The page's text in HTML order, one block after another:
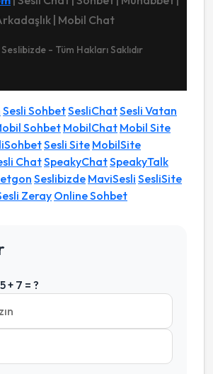
| Mobil Chat
- Tüm Hakları Saklıdır
Sesli SohbetSesliChatSesli Vatan
SohbetMobilChat Mobil Site
Sesli Site MobilSite
ChatSpeakyChatSpeakyTalk
Seslibizde MaviSesli SesliSite
Zeray Online Sohbet
+ 7 = ?